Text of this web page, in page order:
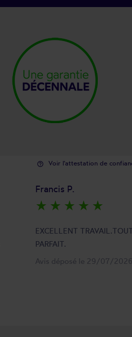
help_outline Voir l'attestation de
Francis P.
star_rate star_rate star_rate star_rate star_rate
EXCELLENT
PARFAIT.
Avis déposé le 29/07/2026